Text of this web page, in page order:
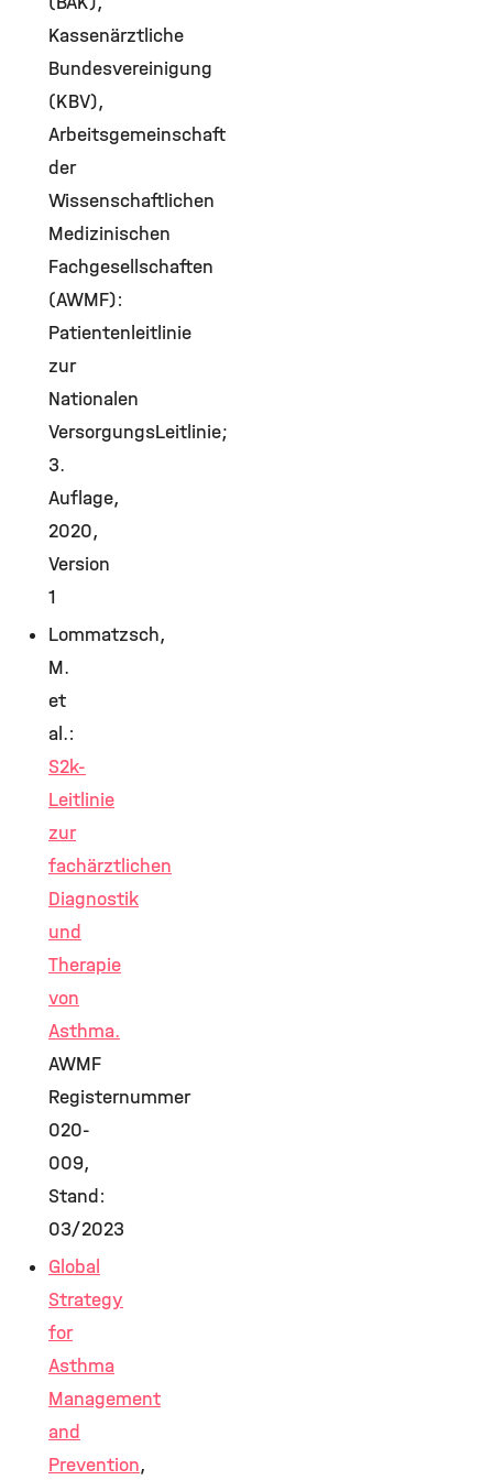
Kassenärztliche
Bundesvereinigung
(KBV),
Arbeitsgemeinschaft
der
Wissenschaftlichen
Medizinischen
Fachgesellschaften
(AWMF):
Patientenleitlinie
zur
Nationalen
VersorgungsLeitlinie;
3.
Auflage,
2020,
Version
1
Lommatzsch,
M.
et
al.:
S2k-
Leitlinie
zur
fachärztlichen
Diagnostik
und
Therapie
von
Asthma.
AWMF
Registernummer
020-
009,
Stand:
03/2023
Global
Strategy
for
Asthma
Management
and
Prevention,